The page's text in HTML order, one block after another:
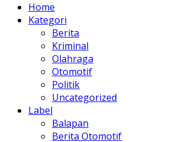
Home
Kategori
Berita
Kriminal
Olahraga
Otomotif
Politik
Uncategorized
Label
Balapan
Berita Otomotif